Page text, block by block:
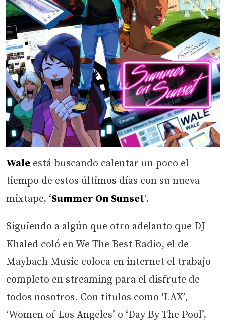
Wale está buscando calentar un poco el
tiempo de estos últimos días con su nueva
mixtape, ‘Summer On Sunset‘.
Siguiendo a algún que otro adelanto que DJ
Khaled coló en We The Best Radio, el de
Maybach Music coloca en internet el trabajo
completo en streaming para el disfrute de
todos nosotros. Con títulos como ‘LAX’,
‘Women of Los Angeles’ o ‘Day By The Pool’,